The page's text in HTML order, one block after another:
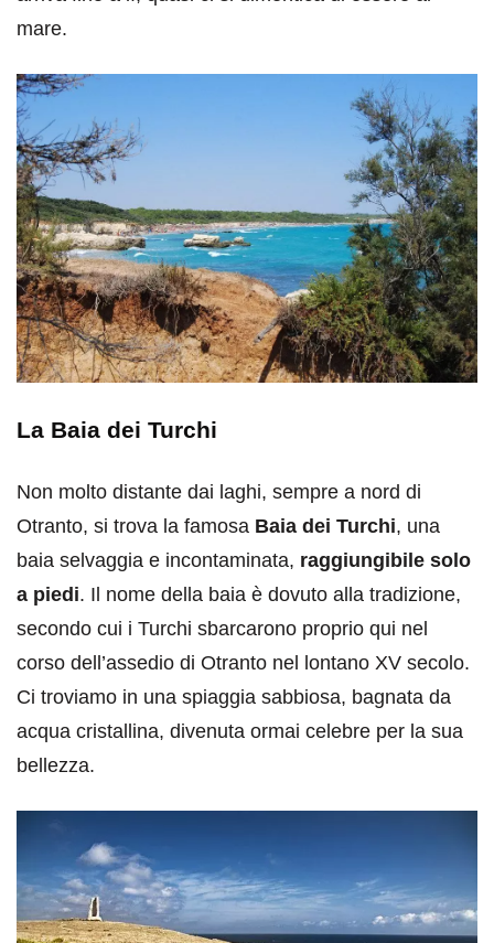
mare.
La Baia dei Turchi
Non molto distante dai laghi, sempre a nord di
Otranto, si trova la famosa Baia dei Turchi, una
baia selvaggia e incontaminata, raggiungibile solo
a piedi. Il nome della baia è dovuto alla tradizione,
secondo cui i Turchi sbarcarono proprio qui nel
corso dell’assedio di Otranto nel lontano XV secolo.
Ci troviamo in una spiaggia sabbiosa, bagnata da
acqua cristallina, divenuta ormai celebre per la sua
bellezza.